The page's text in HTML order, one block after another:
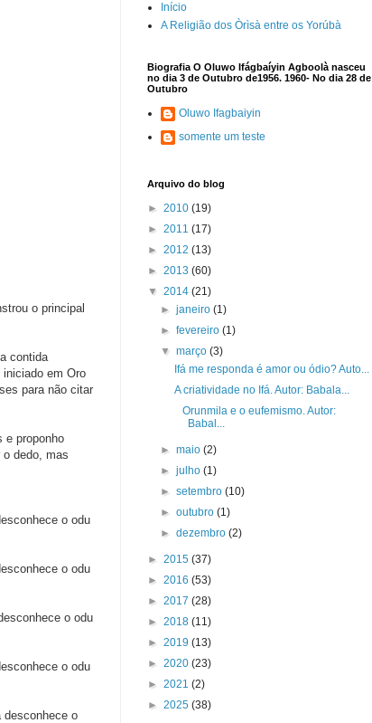
o principal
contida
em Oro
para não citar
e proponho
dedo, mas
o odu
o odu
o odu
o odu
desconhece o
Início
A Religião dos Òrìsà entre os Yorúbà
Biografia O Oluwo Ifágbaíyin Agboolà nasceu
no dia 3 de Outubro de1956. 1960- No dia 28 de
Outubro
Oluwo Ifagbaiyin
somente um teste
Arquivo do blog
► 2010 (19)
► 2011 (17)
► 2012 (13)
► 2013 (60)
▼ 2014 (21)
►janeiro(1)
►fevereiro(1)
▼março(3)
Ifá me responda é amor ou ódio? Auto...
A criatividade no Ifá. Autor: Babala...
Orunmila e o eufemismo. Autor:
Babal...
►maio(2)
►julho(1)
►setembro(10)
►outubro(1)
►dezembro(2)
► 2015 (37)
► 2016 (53)
► 2017 (28)
► 2018 (11)
► 2019 (13)
► 2020 (23)
► 2021 (2)
► 2025 (38)